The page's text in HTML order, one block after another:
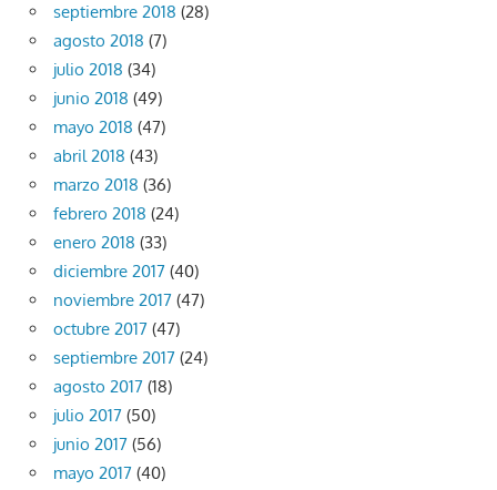
septiembre 2018 (28)
agosto 2018 (7)
julio 2018 (34)
junio 2018 (49)
mayo 2018 (47)
abril 2018 (43)
marzo 2018 (36)
febrero 2018 (24)
enero 2018 (33)
diciembre 2017 (40)
noviembre 2017 (47)
octubre 2017 (47)
septiembre 2017 (24)
agosto 2017 (18)
julio 2017 (50)
junio 2017 (56)
mayo 2017 (40)